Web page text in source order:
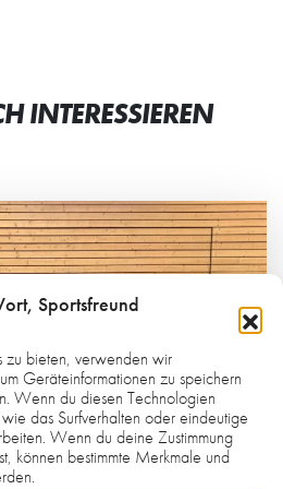
Sportsfreund
zu bieten, verwenden wir
Geräteinformationen zu speichern
Wenn du diesen Technologien
das Surfverhalten oder eindeutige
Wenn du deine Zustimmung
können bestimmte Merkmale und
INTERESSIEREN